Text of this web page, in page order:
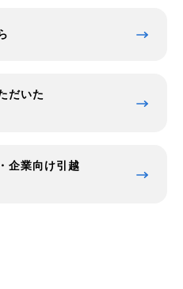
だいた
企業向け引越